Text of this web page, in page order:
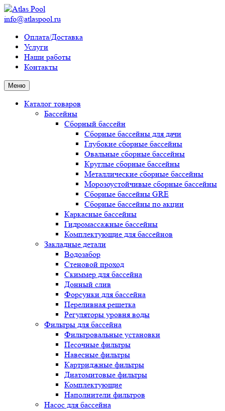
info@atlaspool.ru
Оплата/Доставка
Услуги
Наши работы
Контакты
Меню
Каталог товаров
Бассейны
Сборный бассейн
Сборные бассейны для дачи
Глубокие сборные бассейны
Овальные сборные бассейны
Круглые сборные бассейны
Металлические сборные бассейны
Морозоустойчивые сборные бассейны
Сборные бассейны GRE
Сборные бассейны по акции
Каркасные бассейны
Гидромассажные бассейны
Комплектующие для бассейнов
Закладные детали
Водозабор
Стеновой проход
Скиммер для бассейна
Донный слив
Форсунки для бассейна
Переливная решетка
Регуляторы уровня воды
Фильтры для бассейна
Фильтровальные установки
Песочные фильтры
Навесные фильтры
Картриджные фильтры
Диатомитовые фильтры
Комплектующие
Наполнители фильтров
Насос для бассейна